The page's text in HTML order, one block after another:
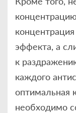
эффекта, а
к
каждого
оптимальная
необходимо